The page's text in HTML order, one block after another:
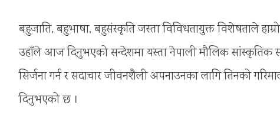
बहुजाति, बहुभाषा, बहुसंस्कृति जस्ता विविधतायुक्त विशेषताले
उहाँले आज दिनुभएको सन्देशमा यस्ता नेपाली मौलिक सांस्कृतिक
सिर्जना गर्न र सदाचार जीवनशैली अपनाउनका लागि तिनको
दिनुभएको छ ।